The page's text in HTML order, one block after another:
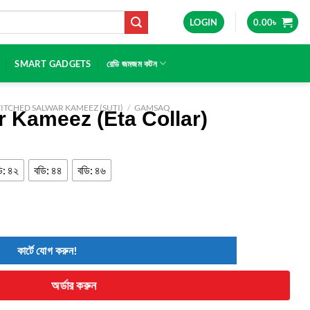
LOGIN 0.00৳
SMART GADGETS রেডি জমজম কটন
SALWAR KAMEEZ (SUTI) / GAMSAQ
Kameez (Eta Collar)
৪২ বডি: ৪৪ বডি: ৪৬
কার্টে যোগ করুন!
অর্ডার করুন